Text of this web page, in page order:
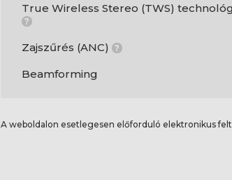
True Wireless Stereo (TWS)
?
Zajszűrés (ANC) ?
Beamforming
A weboldalon esetlegesen előforduló elektronikus